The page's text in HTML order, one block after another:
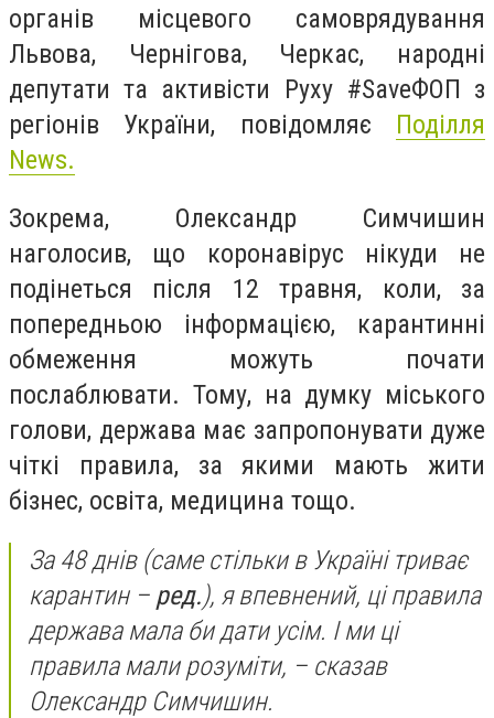
органів місцевого самоврядування
Львова, Чернігова, Черкас, народні
депутати та активісти Руху #SaveФОП з
регіонів України, повідомляє Поділля
News.
Зокрема, Олександр Симчишин
наголосив, що коронавірус нікуди не
подінеться після 12 травня, коли, за
попередньою інформацією, карантинні
обмеження можуть почати
послаблювати. Тому, на думку міського
голови, держава має запропонувати дуже
чіткі правила, за якими мають жити
бізнес, освіта, медицина тощо.
За 48 днів (саме стільки в Україні триває
карантин – ред.), я впевнений, ці правила
держава мала би дати усім. І ми ці
правила мали розуміти, – сказав
Олександр Симчишин.